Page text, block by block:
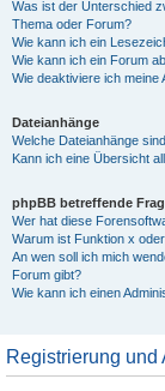
Was ist der Unterschied
Thema oder Forum?
Wie kann ich ein
Wie kann ich ein Forum
Wie deaktiviere ich meine
Dateianhänge
Welche Dateianhänge
Kann ich eine Übersicht
phpBB betreffende
Wer hat diese
Warum ist Funktion x
An wen soll ich mich
Forum gibt?
Wie kann ich einen
Registrierung und